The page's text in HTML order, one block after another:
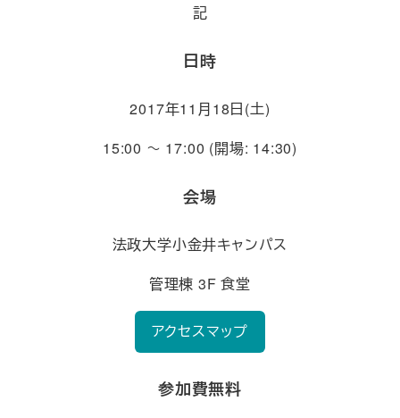
記
日時
2017年11月18日(土)
15:00 ～ 17:00 (開場: 14:30)
会場
法政大学小金井キャンパス
管理棟 3F 食堂
アクセスマップ
参加費無料